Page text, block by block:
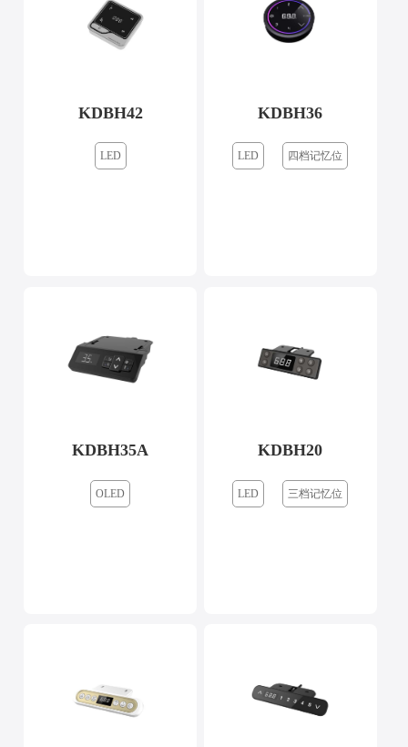
KDBH42
LED
KDBH36
LED 四档记忆位
KDBH35A
OLED
KDBH20
LED 三档记忆位